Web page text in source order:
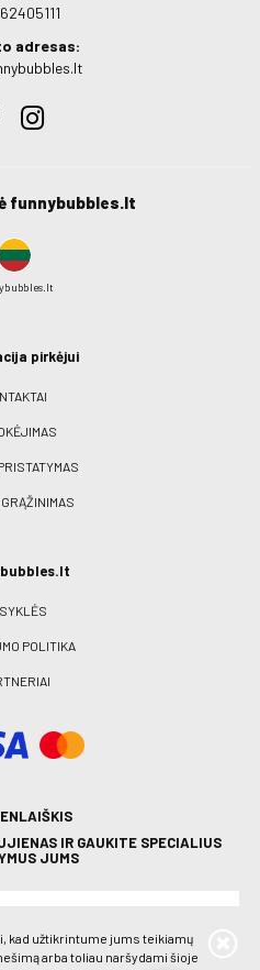
kad užtikrintume jums teikiamų
arba toliau naršydami šioje
adresas:
funnybubbles.lt
pirkėjui
POLITIKA
IR GAUKITE SPECIALIUS
JUMS